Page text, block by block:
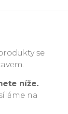
se
níže.
na